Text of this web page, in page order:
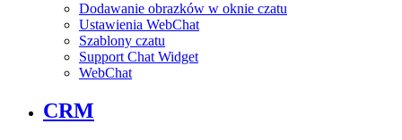
Dodawanie obrazków w oknie czatu
Ustawienia WebChat
Szablony czatu
Support Chat Widget
WebChat
CRM